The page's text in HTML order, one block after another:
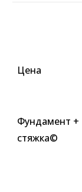
Цена
Фундамент +
стяжка©